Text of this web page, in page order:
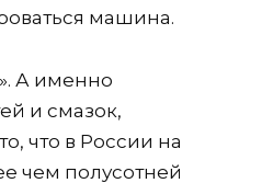
машина.
А именно
и смазок,
что в России на
чем полусотней